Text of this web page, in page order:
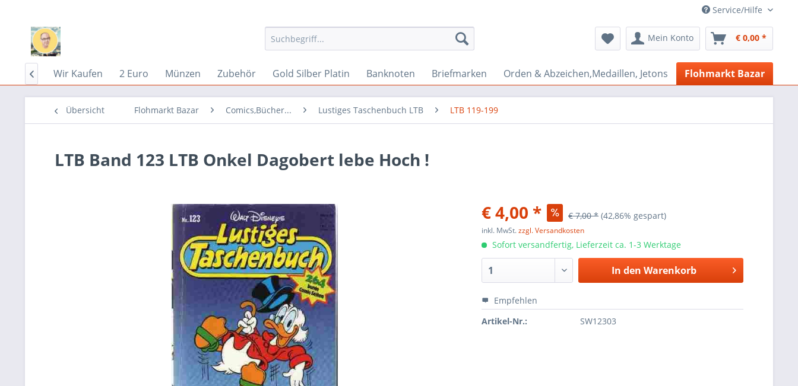
Service/Hilfe
Mein Konto € 0,00 *
Home Wir Kaufen 2 Euro Münzen Zubehör Gold Silber Platin Banknoten Briefmarken Orden & Abzeichen,Medaillen, Jetons Flohmarkt Bazar

Übersicht Flohmarkt Bazar Comics,Bücher... Lustiges Taschenbuch LTB LTB 119-199
LTB Band 123 LTB Onkel Dagobert lebe Hoch !
€ 4,00 * € 7,00 * (42,86% gespart)
inkl. MwSt.zzgl. Versandkosten
Sofort versandfertig, Lieferzeit ca. 1-3 Werktage
In den Warenkorb
Empfehlen
Artikel-Nr.:
SW12303